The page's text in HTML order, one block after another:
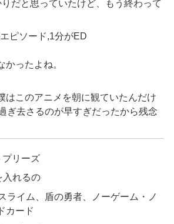
だと思っていたけど、もう終わって
ピソード,1分がED
かったよね。
はこのアニメを朝に観ていたんだけ
ぎ去さるのが早すぎだったから残念
リーズ
入れるの
ライム、盾の勇者、ノーゲーム・ノ
カード